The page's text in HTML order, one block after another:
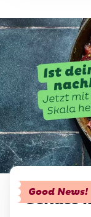
Good News!
Genuss